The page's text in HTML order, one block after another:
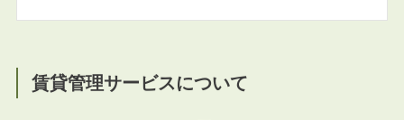
賃貸管理サービスについて